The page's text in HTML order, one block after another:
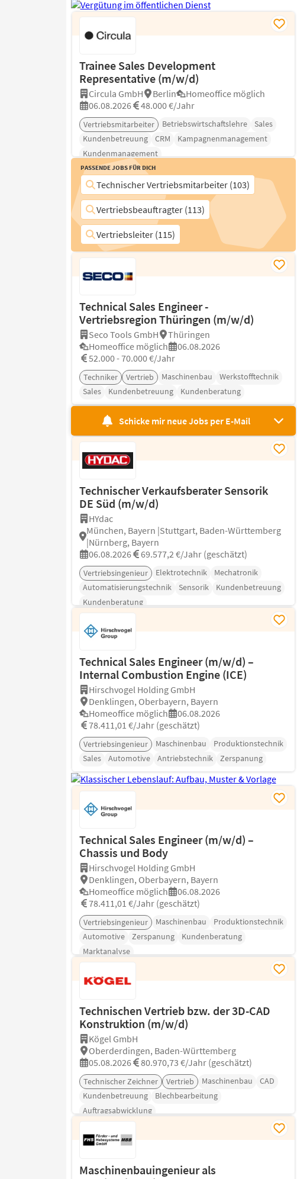
Trainee Sales Development
Representative (m/w/d)
Circula GmbH Berlin
Homeoffice möglich
06.08.2026
48.000 €/Jahr
Vertriebsmitarbeiter Betriebswirtschaftslehre
Sales
Kundenbetreuung
CRM
Kampagnenmanagement
Kundenmanagement
Passende Jobs für Dich
Technischer Vertriebsmitarbeiter (103)
Vertriebsbeauftragter (113)
Vertriebsleiter (115)
Technical Sales Engineer -
Vertriebsregion Thüringen (m/w/d)
Seco Tools GmbH
Thüringen
Homeoffice möglich
06.08.2026
52.000 - 70.000 €/Jahr
Techniker Vertrieb Maschinenbau
Werkstofftechnik
Sales
Kundenbetreuung Kundenberatung
Schicke mir neue Jobs per E-Mail
Technischer Verkaufsberater Sensorik
DE Süd (m/w/d)
HYdac
München, Bayern |Stuttgart, Baden-Württemberg
|Nürnberg, Bayern
06.08.2026
69.577,2 €/Jahr (geschätzt)
Vertriebsingenieur Elektrotechnik
Mechatronik
Automatisierungstechnik
Sensorik
Kundenbetreuung
Kundenberatung
Technical Sales Engineer (m/w/d) –
Internal Combustion Engine (ICE)
Hirschvogel Holding GmbH
Denklingen, Oberbayern, Bayern
Homeoffice möglich
06.08.2026
78.411,01 €/Jahr (geschätzt)
Vertriebsingenieur Maschinenbau
Produktionstechnik
Sales
Automotive Antriebstechnik Zerspanung
Technical Sales Engineer (m/w/d) –
Chassis und Body
Hirschvogel Holding GmbH
Denklingen, Oberbayern, Bayern
Homeoffice möglich
06.08.2026
78.411,01 €/Jahr (geschätzt)
Vertriebsingenieur Maschinenbau
Produktionstechnik
Automotive
Zerspanung
Kundenberatung
Marktanalyse
Technischen Vertrieb bzw. der 3D-CAD
Konstruktion (m/w/d)
Kögel GmbH
Oberderdingen, Baden-Württemberg
05.08.2026
80.970,73 €/Jahr (geschätzt)
Technischer Zeichner Vertrieb Maschinenbau
CAD
Kundenbetreuung
Blechbearbeitung
Auftragsabwicklung
Maschinenbauingenieur als